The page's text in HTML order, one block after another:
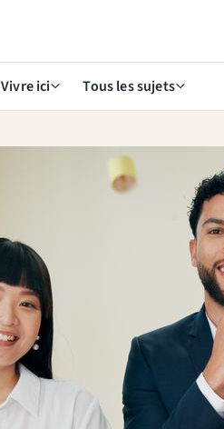
Vivre ici Tous les sujets